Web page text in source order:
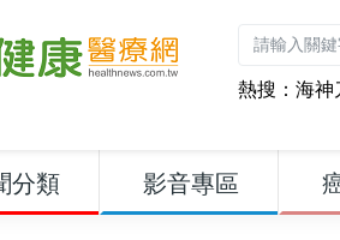
熱搜： 海神
分類 影音專區